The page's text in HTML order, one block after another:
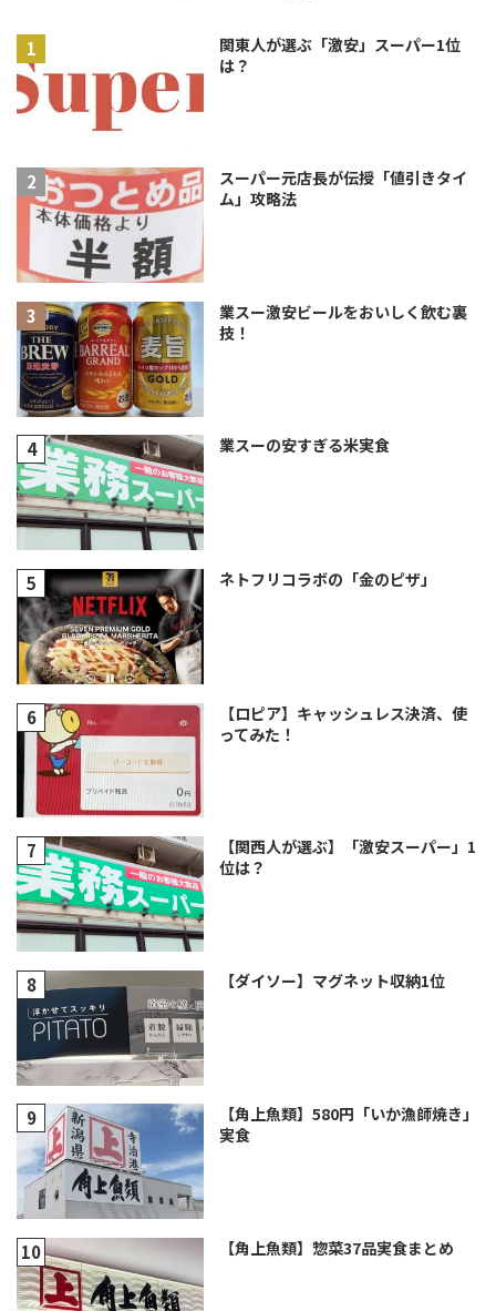
関東人が選ぶ「激安」スーパー1位
は？
スーパー元店長が伝授「値引きタイ
ム」攻略法
業スー激安ビールをおいしく飲む裏
技！
業スーの安すぎる米実食
ネトフリコラボの「金のピザ」
【ロピア】キャッシュレス決済、使
ってみた！
【関西人が選ぶ】「激安スーパー」1
位は？
【ダイソー】マグネット収納1位
【角上魚類】580円「いか漁師焼き」
実食
【角上魚類】惣菜37品実食まとめ